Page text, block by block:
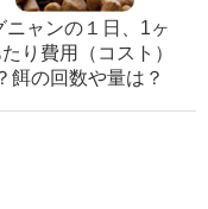
ニャンの１日、1ヶ
り費用（コスト）
餌の回数や量は？